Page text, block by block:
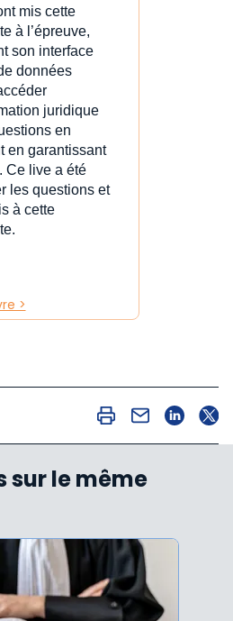
mis cette
à l’épreuve,
son interface
données
juridique
en
en garantissant
Ce live a été
les questions et
à cette
>
sur le même